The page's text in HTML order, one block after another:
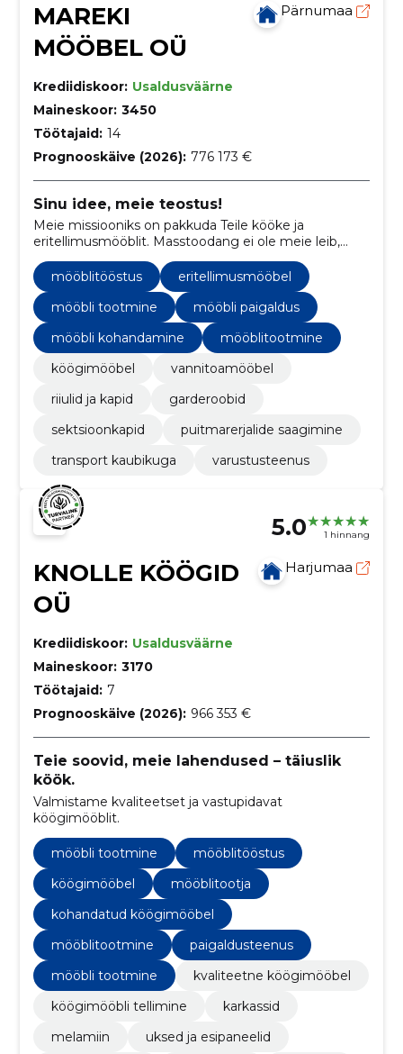
MAREKI
MÖÖBEL OÜ
Pärnumaa
Krediidiskoor: Usaldusväärne
Maineskoor: 3450
Töötajaid: 14
Prognooskäive (2026): 776 173 €
Sinu idee, meie teostus!
Meie missiooniks on pakkuda Teile kööke ja
eritellimusmööblit. Masstoodang ei ole meie leib,
pigem oleme suunatud just erineva kodumööbli,
köökide ja garderoobide valmistamisele, kus
standardmõõtudega asjad ei sobi, ei mahu või on
mõni toanurk just selline, mis nõuab erilahendust.
mööblitööstus
eritellimusmööbel
mööbli tootmine
mööbli paigaldus
mööbli kohandamine
mööblitootmine
köögimööbel
vannitoamööbel
riiulid ja kapid
garderoobid
sektsioonkapid
puitmarerjalide saagimine
transport kaubikuga
varustusteenus
5.0 1 hinnang
KNOLLE KÖÖGID
OÜ
Harjumaa
Krediidiskoor: Usaldusväärne
Maineskoor: 3170
Töötajaid: 7
Prognooskäive (2026): 966 353 €
Teie soovid, meie lahendused – täiuslik
köök.
Valmistame kvaliteetset ja vastupidavat
köögimööblit.
mööbli tootmine
mööblitööstus
köögimööbel
mööblitootja
kohandatud köögimööbel
mööblitootmine
paigaldusteenus
mööbli tootmine
kvaliteetne köögimööbel
köögimööbli tellimine
karkassid
melamiin
uksed ja esipaneelid